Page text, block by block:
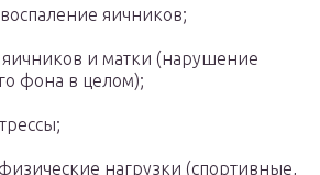
яичников;
и матки (нарушение
фона в целом);
нагрузки (спортивные,